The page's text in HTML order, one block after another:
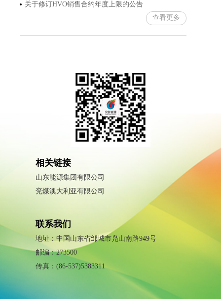
关于修订HVO销售合约年度上限的公告
查看更多
相关链接
山东能源集团有限公司
兖煤澳大利亚有限公司
联系我们
地址：中国山东省邹城市凫山南路949号
邮编：273500
传真：(86-537)5383311